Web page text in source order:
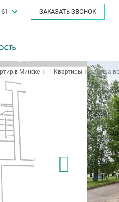
ЗАКАЗАТЬ ЗВОНОК
в Минске Квартиры Ваша